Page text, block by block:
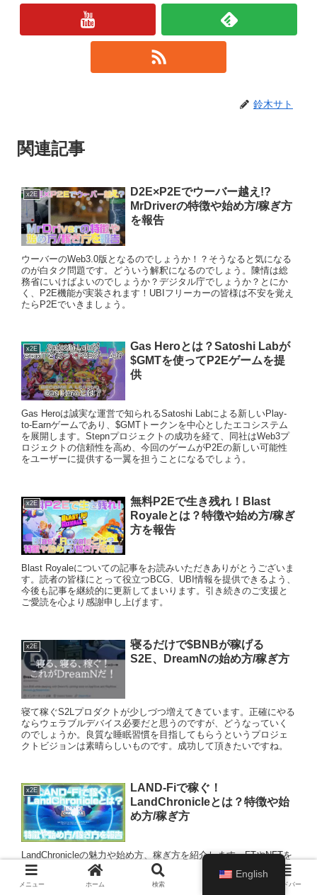
鈴木サト
関連記事
x2E
D2E×P2Eでウーバー越え!?
MrDriverの特徴や始め方/稼ぎ方
を報告
ウーバーのWeb3.0版となるのでしょうか！？そうなると気になる
のが白タク問題です。どういう解釈になるのでしょう。陳情は総
務省にいけばよいのでしょうか？デジタル庁でしょうか？とにか
く、P2E機能が実装されます！UBIフリーカーの皆様は不安を覚え
たらP2Eでいきましょう。
x2E
Gas Heroとは？Satoshi Labが
$GMTを使ってP2Eゲームを提
供
Gas Heroは誠実な運営で知られるSatoshi Labによる新しいPlay-
to-Earnゲームであり、$GMTトークンを中心としたエコシステム
を展開します。Stepnプロジェクトの成功を経て、同社はWeb3プ
ロジェクトの信頼性を高め、今回のゲームがP2Eの新しい可能性
をユーザーに提供する一翼を担うことになるでしょう。
x2E
無料P2Eで生き残れ！Blast
Royaleとは？特徴や始め方/稼ぎ
方を報告
Blast Royaleについての記事をお読みいただきありがとうございま
す。読者の皆様にとって役立つBCG、UBI情報を提供できるよう、
今後も記事を継続的に更新してまいります。引き続きのご支援と
ご愛読を心より感謝申し上げます。
x2E
寝るだけで$BNBが稼げる
S2E、DreamNの始め方/稼ぎ方
寝て稼ぐS2Lプロダクトが少しづつ増えてきています。正確にやる
ならウェラブルデバイス必要だと思うのですが、どうなっていく
のでしょうか。良質な睡眠習慣を目指してもらうというプロジェ
クトビジョンは素晴らしいものです。成功して頂きたいですね。
x2E
LAND-Fiで稼ぐ！
LandChronicleとは？特徴や始
め方/稼ぎ方
LandChronicleの魅力や始め方、稼ぎ方を紹介します。FTやNFTを
保有し、P2Eで収益を得ることができるLandChronicleは、Land-Fi
プロジェクトの中でも注目のプロジェクトです。本記事情報が皆
様にとって有益なものとなれば幸いです。最新情報は毎日発信し
メニュー ホーム 検索 サイドバー
English